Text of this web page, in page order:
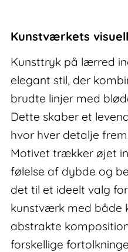
Kunstværkets
Kunsttryk på lærred
elegant stil, der
brudte linjer med
Dette skaber et
hvor hver detalje
Motivet trækker øjet
følelse af dybde og
det til et ideelt valg
kunstværk med både
abstrakte
forskellige